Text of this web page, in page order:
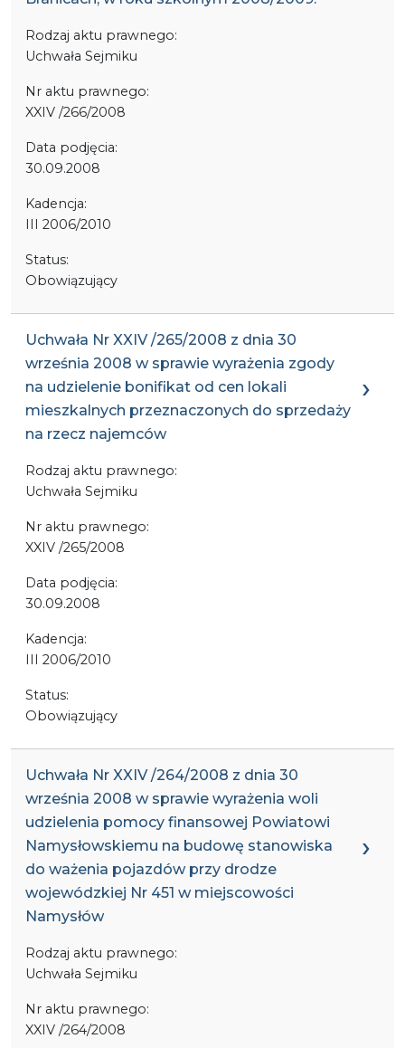
Rodzaj aktu prawnego:
Uchwała Sejmiku
Nr aktu prawnego:
XXIV /266/2008
Data podjęcia:
30.09.2008
Kadencja:
III 2006/2010
Status:
Obowiązujący
Uchwała Nr XXIV /265/2008 z dnia 30
września 2008 w sprawie wyrażenia zgody
na udzielenie bonifikat od cen lokali
mieszkalnych przeznaczonych do sprzedaży
na rzecz najemców
Rodzaj aktu prawnego:
Uchwała Sejmiku
Nr aktu prawnego:
XXIV /265/2008
Data podjęcia:
30.09.2008
Kadencja:
III 2006/2010
Status:
Obowiązujący
Uchwała Nr XXIV /264/2008 z dnia 30
września 2008 w sprawie wyrażenia woli
udzielenia pomocy finansowej Powiatowi
Namysłowskiemu na budowę stanowiska
do ważenia pojazdów przy drodze
wojewódzkiej Nr 451 w miejscowości
Namysłów
Rodzaj aktu prawnego:
Uchwała Sejmiku
Nr aktu prawnego:
XXIV /264/2008